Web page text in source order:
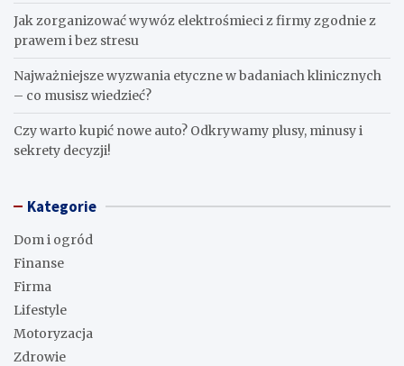
Jak zorganizować wywóz elektrośmieci z firmy zgodnie z
prawem i bez stresu
Najważniejsze wyzwania etyczne w badaniach klinicznych
– co musisz wiedzieć?
Czy warto kupić nowe auto? Odkrywamy plusy, minusy i
sekrety decyzji!
Kategorie
Dom i ogród
Finanse
Firma
Lifestyle
Motoryzacja
Zdrowie